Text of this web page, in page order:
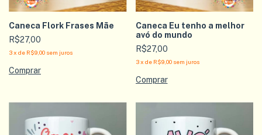
Caneca Flork Frases Mãe
R$27,00
3x de R$9,00 sem juros
Caneca Eu tenho a melhor
avó do mundo
R$27,00
3 x de R$9,00 sem juros